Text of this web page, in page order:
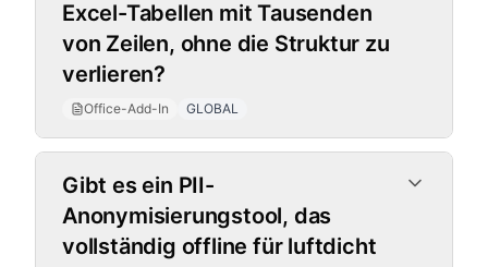
Excel-Tabellen mit Tausenden
von Zeilen, ohne die Struktur zu
verlieren?
Office-Add-In GLOBAL
Desktop-Anwendung
Gibt es ein PII-
Anonymisierungstool, das
vollständig offline für luftdicht